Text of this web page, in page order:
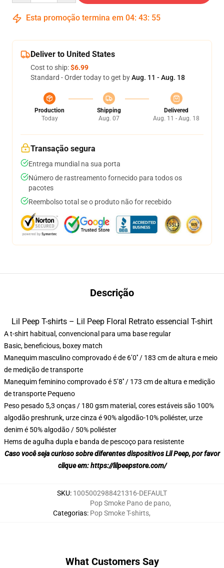
Esta promoção termina em 04: 43: 54
Deliver to United States
Cost to ship:$6.99
Standard - Order today to get byAug. 11 - Aug. 18
Production
Today
Shipping
Aug. 07
Delivered
Aug. 11 - Aug. 18
Transação segura
Entrega mundial na sua porta
Número de rastreamento fornecido para todos os
pacotes
Reembolso total se o produto não for recebido
Descrição
Lil Peep T-shirts – Lil Peep Floral Retrato essencial T-shirt
A t-shirt habitual, convencional para uma base regular
Basic, beneficious, boxey match
Manequim masculino comprovado é de 6’0′′ / 183 cm de altura e meio
de medição de transporte
Manequim feminino comprovado é 5’8′′ / 173 cm de altura e medição
de transporte Pequeno
Peso pesado 5,3 onças / 180 gsm material, cores estáveis são 100%
algodão preshrunk, urze cinza é 90% algodão-10% poliéster, urze
denim é 50% algodão / 50% poliéster
Hems de agulha dupla e banda de pescoço para resistente
Caso você seja curioso sobre diferentes dispositivos Lil Peep, por favor
clique em:https://lilpeepstore.com/
SKU: 1005002988421316-DEFAULT
Categorias:
Pop Smoke Pano de pano,
Pop Smoke T-shirts,
What Customers Say